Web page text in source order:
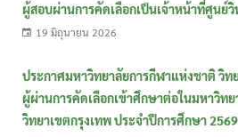
ผู้สอบผ่านการคัดเลือกเป็นเจ้าหน้าที่ศูนย์
19 มิถุนายน 2026
ประกาศมหาวิทยาลัยการกีฬาแห่งชาติ วิท
ผู้ผ่านการคัดเลือกเข้าศึกษาต่อในมหาวิท
วิทยาเขตกรุงเทพ ประจำปีการศึกษา